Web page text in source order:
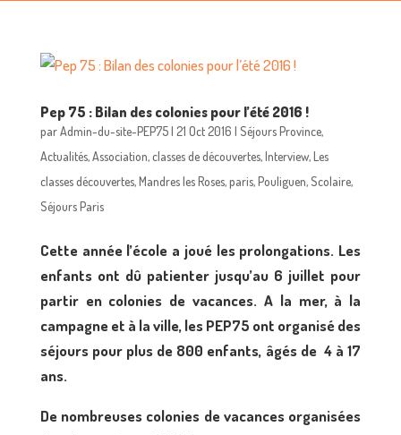
Pep 75 : Bilan des colonies pour l’été 2016 !
parAdmin-du-site-PEP75| 21 Oct 2016 | Séjours Province,
Actualités,Association,classes de découvertes,Interview,Les
classes découvertes,Mandres les Roses,paris,Pouliguen, Scolaire,
Séjours Paris
Cette année l’école a joué les prolongations. Les
enfants ont dû patienter jusqu’au 6 juillet pour
partir en colonies de vacances. A la mer, à la
campagne et à la ville, les PEP75 ont organisé des
séjours pour plus de 800 enfants, âgés de 4 à 17
ans.
De nombreuses colonies de vacances organisées